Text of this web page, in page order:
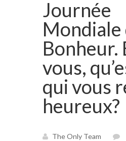
Journée
Mondiale
Bonheur.
vous,
qui vous
heureux?
The Only Team